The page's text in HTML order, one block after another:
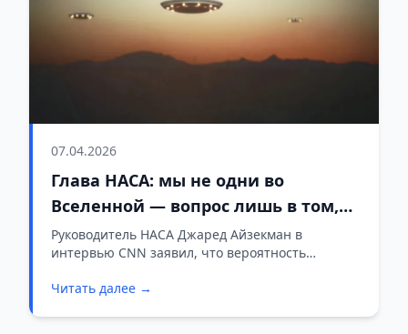
07.04.2026
Глава НАСА: мы не одни во
Вселенной — вопрос лишь в том,
когда это подтвердится
Руководитель НАСА Джаред Айзекман в
интервью CNN заявил, что вероятность
оценивает как «довольно высокую». Интервью
Читать далее →